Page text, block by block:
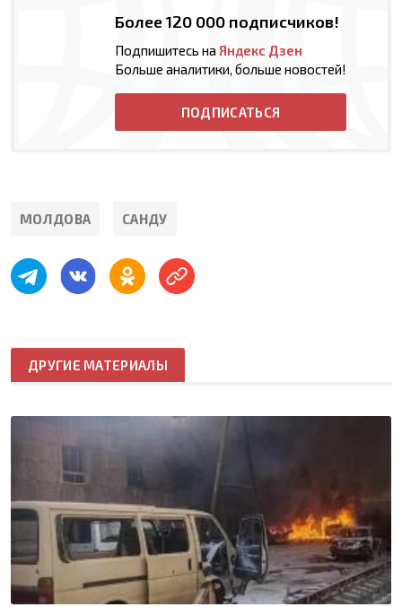
Более 120 000 подписчиков!
Подпишитесь на Яндекс Дзен
Больше аналитики, больше новостей!
ПОДПИСАТЬСЯ
МОЛДОВА САНДУ
ДРУГИЕ МАТЕРИАЛЫ